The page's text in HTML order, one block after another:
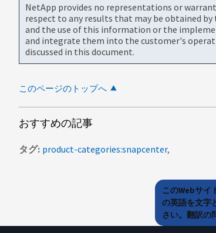
NetApp provides no representations or
respect to any results that may be obtained
and the use of this information or the
and integrate them into the customer's
discussed in this document.
このページのトップへ
おすすめの記事
タグ product-categories:snapcenter
このWebサイ
の英語を文字
さい。翻訳の